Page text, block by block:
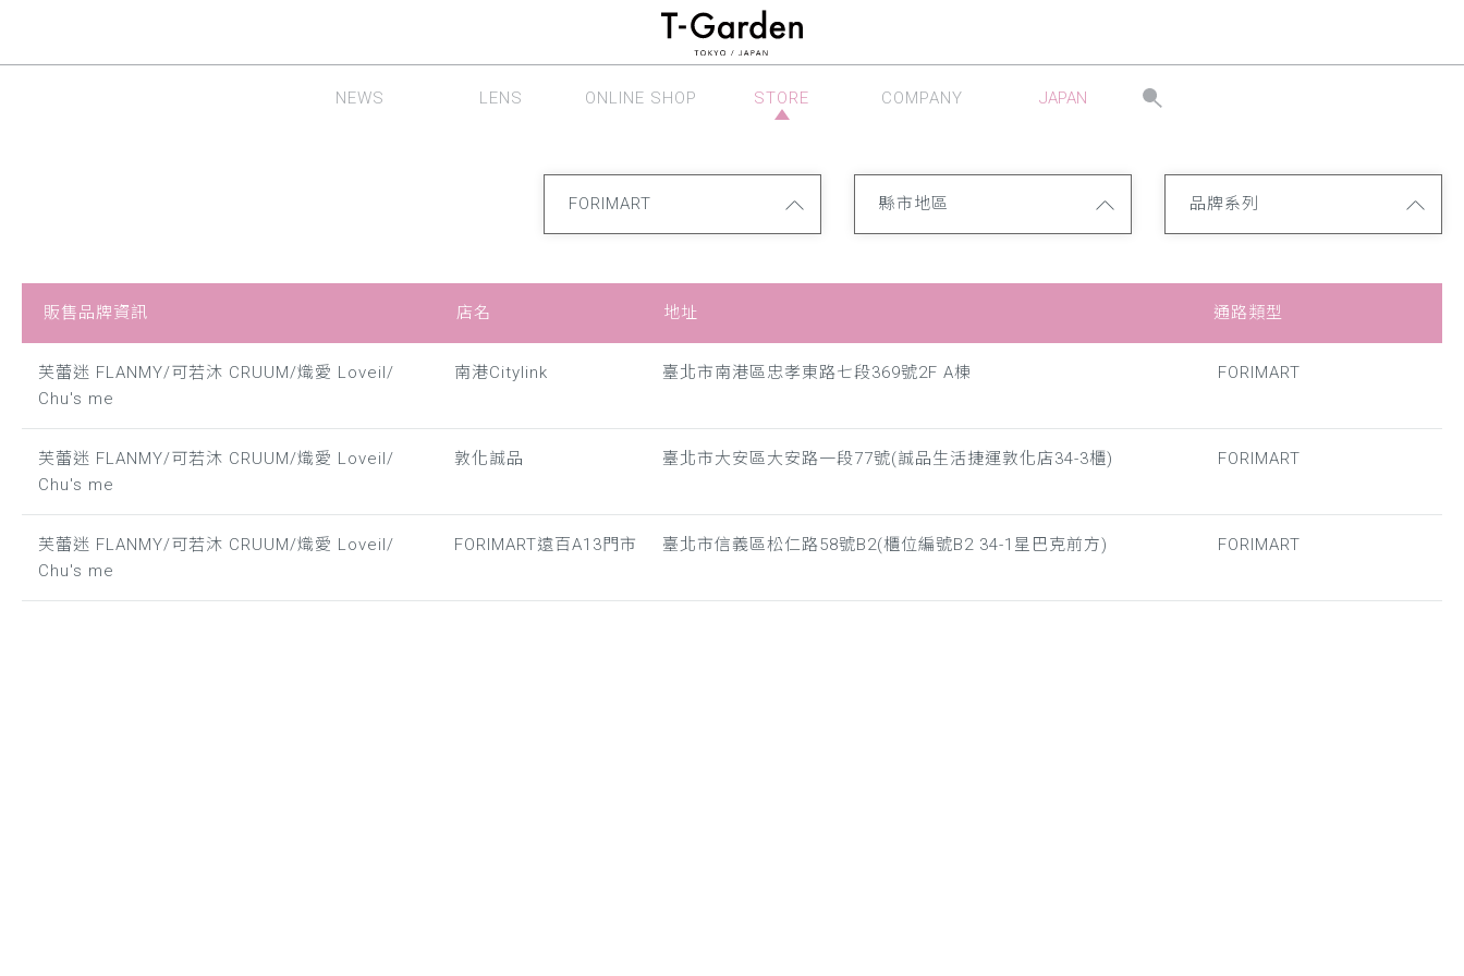
NEWS LENS ONLINE SHOP STORE COMPANY JAPAN
FORIMART 縣市地區 品牌系列
販售品牌資訊 店名 地址 通路類型
芙蕾迷 FLANMY/可若沐 CRUUM/熾愛 Loveil/
Chu's me
南港Citylink 臺北市南港區忠孝東路七段369號2F A棟 FORIMART
芙蕾迷 FLANMY/可若沐 CRUUM/熾愛 Loveil/
Chu's me
敦化誠品 臺北市大安區大安路一段77號(誠品生活捷運敦化店34-3櫃) FORIMART
芙蕾迷 FLANMY/可若沐 CRUUM/熾愛 Loveil/
Chu's me
FORIMART遠百A13門市 臺北市信義區松仁路58號B2(櫃位編號B2 34-1星巴克前方) FORIMART